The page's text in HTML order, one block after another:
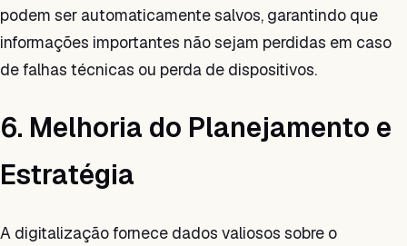
podem ser automaticamente salvos, garantindo que
informações importantes não sejam perdidas em caso
de falhas técnicas ou perda de dispositivos.
6. Melhoria do Planejamento e
Estratégia
A digitalização fornece dados valiosos sobre o